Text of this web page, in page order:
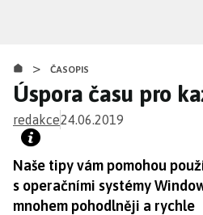
obsahu
> ČASOPIS
Úspora času pro
redakce24.06.2019
Naše tipy vám pomohou
s operačními systémy
mnohem pohodlněji a rychle